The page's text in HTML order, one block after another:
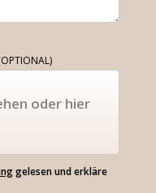
oder hier
gelesen und erkläre